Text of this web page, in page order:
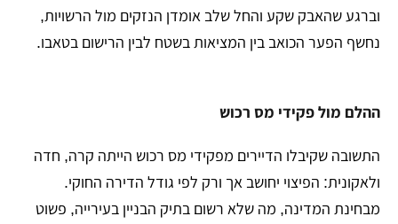
וברגע שהאבק שקע והחל שלב אומדן הנזקים מול הרשויות,
נחשף הפער הכואב בין המציאות בשטח לבין הרישום בטאבו.
ההלם מול פקידי מס רכוש
התשובה שקיבלו הדיירים מפקידי מס רכוש הייתה קרה, חדה
ולאקונית: הפיצוי יחושב אך ורק לפי גודל הדירה החוקי.
מבחינת המדינה, מה שלא רשום בתיק הבניין בעירייה, פשוט